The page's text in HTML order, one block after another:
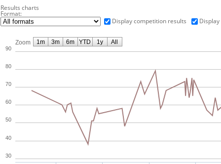
Results charts
Format:
Display competition results
Zoom
30
40
50
60
70
80
90
1m 3m 6m YTD 1y All